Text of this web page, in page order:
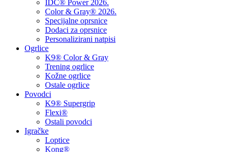
IDC® Power 2026.
Color & Gray® 2026.
Specijalne oprsnice
Dodaci za oprsnice
Personalizirani natpisi
Ogrlice
K9® Color & Gray
Trening ogrlice
Kožne ogrlice
Ostale ogrlice
Povodci
K9® Supergrip
Flexi®
Ostali povodci
Igračke
Loptice
Kong®